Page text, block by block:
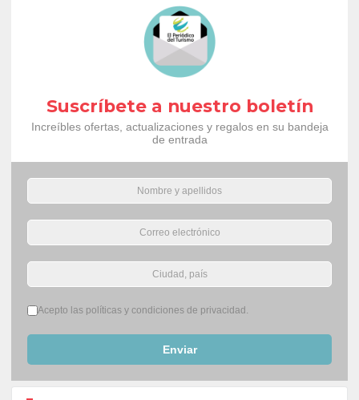
Suscríbete a nuestro boletín
Increíbles ofertas, actualizaciones y regalos en su bandeja
de entrada
Términos del servicio*
Acepto las políticas y condiciones de privacidad.
Enviar